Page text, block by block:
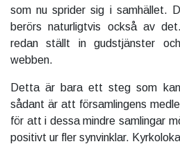
som nu sprider sig i samhället.
berörs naturligtvis också av
redan ställt in gudstjänster
webben.
Detta är bara ett steg som
sådant är att församlingens
för att i dessa mindre samlingar
positivt ur fler synvinklar.